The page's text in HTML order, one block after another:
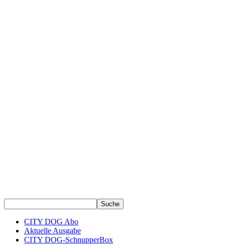
CITY DOG Abo
Aktuelle Ausgabe
CITY DOG-SchnupperBox